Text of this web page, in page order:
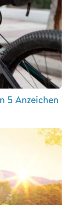
5 Anzeichen